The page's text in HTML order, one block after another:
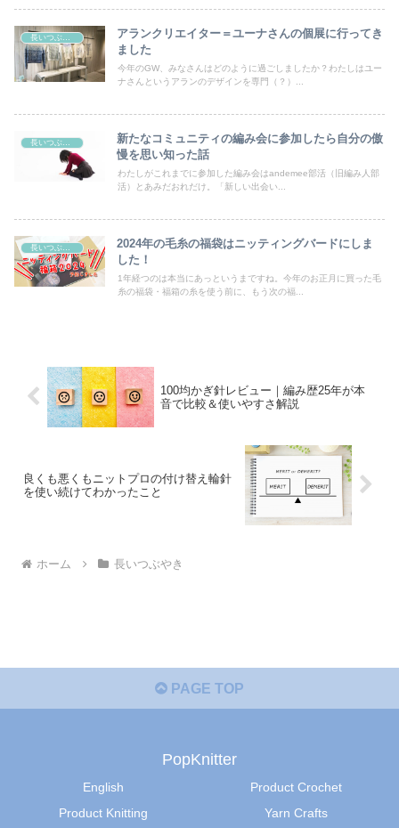
長いつぶやき
アランクリエイター＝ユーナさんの個展に行ってき
ました
今年のGW、みなさんはどのように過ごしましたか？わたしはユー
ナさんというアランのデザインを専門（？）...
長いつぶやき
新たなコミュニティの編み会に参加したら自分の傲
慢を思い知った話
わたしがこれまでに参加した編み会はandemee部活（旧編み人部
活）とあみだおれだけ。「新しい出会い...
2024年の毛糸の福袋はニッティングバードにしま
した！
1年経つのは本当にあっというまですね。今年のお正月に買った毛
糸の福袋・福箱の糸を使う前に、もう次の福...
100均かぎ針レビュー｜編み歴25年が本
音で比較＆使いやすさ解説
良くも悪くもニットプロの付け替え輪針
を使い続けてわかったこと
ホーム 長いつぶやき
PAGE TOP
PopKnitter
English
Product Crochet
Product Knitting
Yarn Crafts